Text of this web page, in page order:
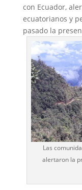
con Ecuador,
ecuatorianos y
pasado la
Las
alertaron la